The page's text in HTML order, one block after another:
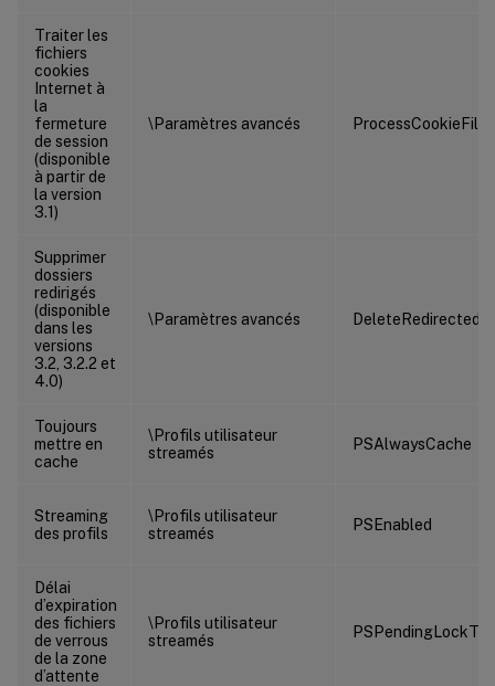
Traiter les
fichiers
cookies
Internet à
la
fermeture
de session
(disponible
à partir de
la version
3.1)
\Paramètres avancés ProcessCookieFiles
Supprimer
dossiers
redirigés
(disponible
dans les
versions
3.2, 3.2.2 et
4.0)
\Paramètres avancés
Toujours
mettre en
cache
\Profils utilisateur
streamés
PSAlwaysCache
Streaming
des profils
\Profils utilisateur
streamés
PSEnabled
Délai
d’expiration
des fichiers
de verrous
de la zone
d’attente
\Profils utilisateur
streamés